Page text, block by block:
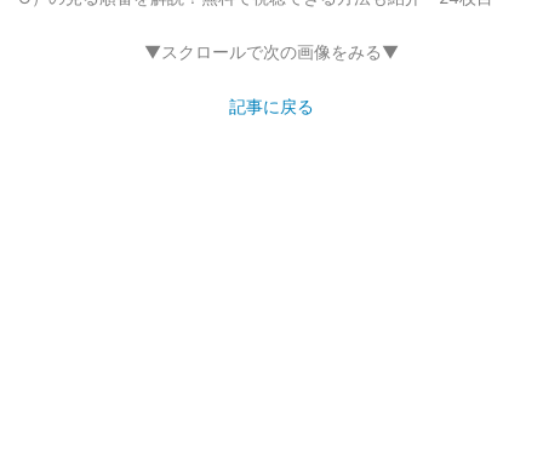
▼スクロールで次の画像をみる▼
記事に戻る